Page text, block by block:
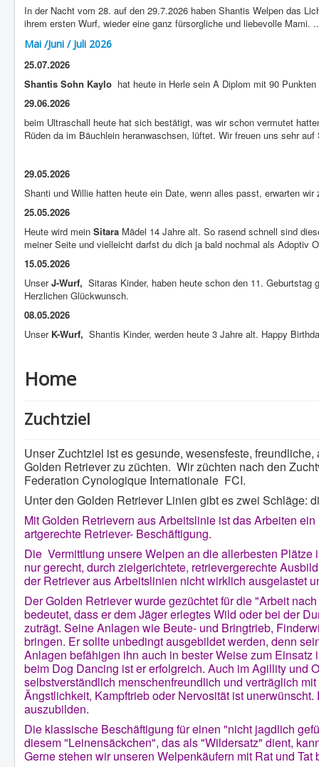
In der Nacht vom 28. auf den 29.7.2026 haben Shantis Welpen das
ihrem ersten Wurf, wieder eine ganz fürsorgliche und liebevolle Mami.
Mai /Juni / Juli 2026
25.07.2026
Shantis Sohn Kaylo hat heute in Herle sein A Diplom mit 90
29.06.2026
beim Ultraschall heute hat sich bestätigt, was wir schon vermutet
Rüden da im Bäuchlein heranwaschsen, lüftet. Wir freuen uns sehr
29.05.2026
Shanti und Willie hatten heute ein Date, wenn alles passt, erwarten
25.05.2026
Heute wird mein Sitara Mädel 14 Jahre alt. So rasend schnell sind
meiner Seite und vielleicht darfst du dich ja bald nochmal als Adoptiv
15.05.2026
UnserJ-Wurf, Sitaras Kinder, haben heute schon den 11.
Herzlichen Glückwunsch.
08.05.2026
Unser K-Wurf, Shantis Kinder, werden heute 3 Jahre alt. Happy
Home
Zuchtziel
Unser Zuchtziel ist es gesunde, wesensfeste,
Golden Retriever zu züchten. Wir züchten nach den
Federation Cynologique Internationale FCI.
Unter den Golden Retriever Linien gibt es zwei Schläge:
Mit Golden Retrievern aus Arbeitslinie ist das Arbeiten ein
artgerechte Retriever- Beschäftigung.
Die Vermittlung unsere Welpen an die allerbesten
nur gerecht, durch zielgerichtete, retrievergerechte
der Retriever aus Arbeitslinien nicht wirklich ausgelastet
Der Golden Retriever wurde gezüchtet für die "Arbeit
bedeutet, dass er dem Jäger erlegtes Wild oder bei der
zuträgt. Seine Anlagen wie Beute- und Bringtrieb,
bringen. Er sollte unbedingt ausgebildet werden, denn
Anlagen befähigen ihn auch in bester Weise zum
beim Dog Dancing ist er erfolgreich. Auch im Agillity und
selbstverständlich menschenfreundlich und verträglich
Ängstlichkeit, Kampftrieb oder Nervosität ist
auszubilden.
Die klassische Beschäftigung für einen "nicht jagdlich
diesem "Leinensäckchen", das als "Wildersatz" dient,
Gerne stehen wir unseren Welpenkäufern mit Rat und